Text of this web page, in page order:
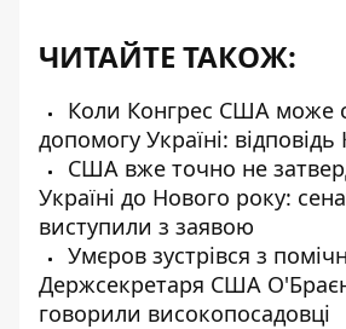
ЧИТАЙТЕ ТАКОЖ:
Коли Конгрес США може
допомогу Україні: відповідь
США вже точно не
Україні до Нового року:
виступили з заявою
Умєров зустрівся з
Держсекретаря США
говорили високопосадовці